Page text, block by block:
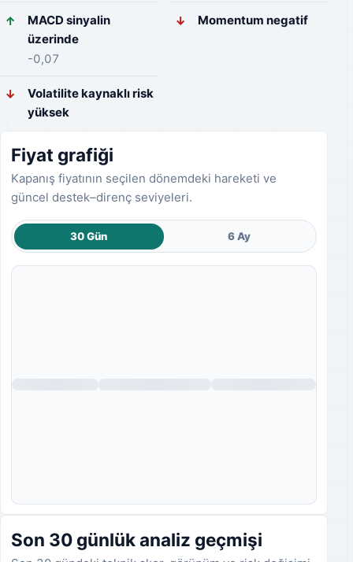
↑
MACD sinyalin
üzerinde
-0,07
↓ Momentum negatif
↓
Volatilite kaynaklı risk
yüksek
Fiyat grafiği
Kapanış fiyatının seçilen dönemdeki hareketi ve
güncel destek–direnç seviyeleri.
30 Gün 6 Ay
Son 30 günlük analiz geçmişi